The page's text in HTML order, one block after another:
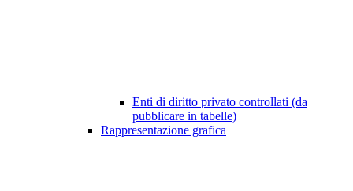
Enti di diritto privato controllati (da
pubblicare in tabelle)
Rappresentazione grafica